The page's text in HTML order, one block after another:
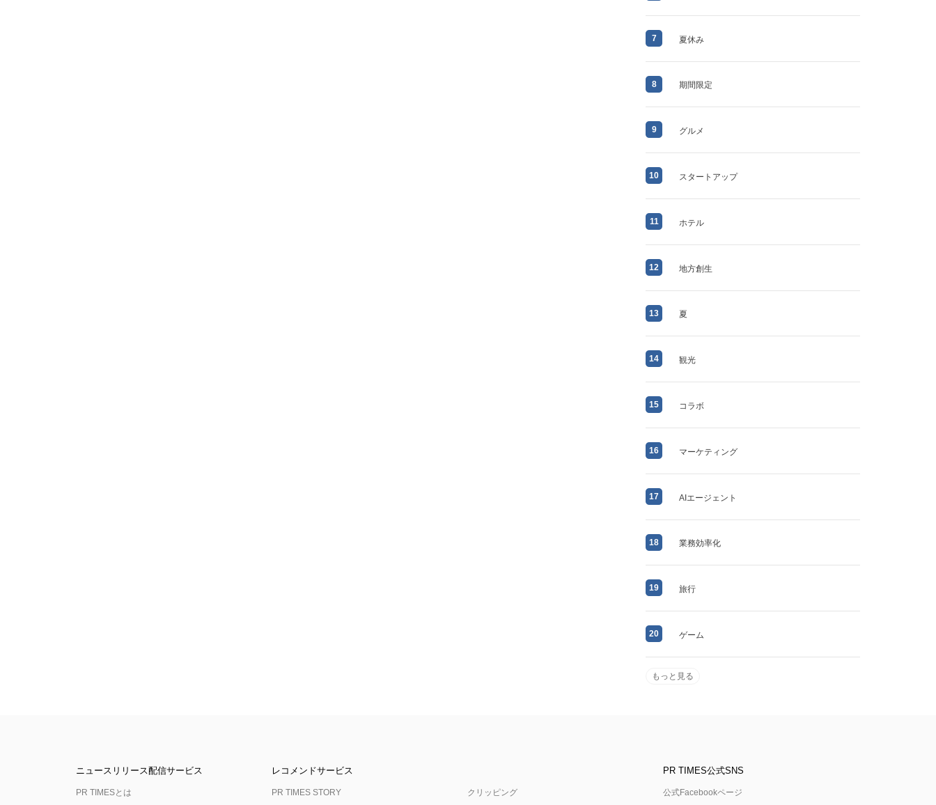
7 夏休み
8 期間限定
9 グルメ
10 スタートアップ
11 ホテル
12 地方創生
13 夏
14 観光
15 コラボ
16 マーケティング
17 AIエージェント
18 業務効率化
19 旅行
20 ゲーム
もっと見る
ニュースリリース配信サービス
PR TIMESとは
レコメンドサービス
PR TIMES STORY クリッピング
PR TIMES公式SNS
公式Facebookページ